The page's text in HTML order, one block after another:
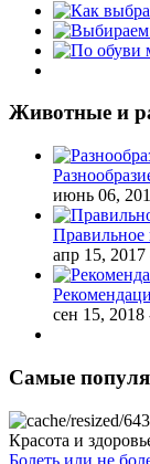
Животные и
июнь 06,
Правильное
апр 15, 2017
сен 15, 2018
Самые
Красота и
Болеть или не